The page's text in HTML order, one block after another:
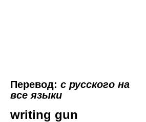
Перевод: с русского на
все языки
writing gun